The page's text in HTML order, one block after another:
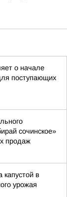
о начале
поступающих
сочинское»
продаж
капустой в
урожая